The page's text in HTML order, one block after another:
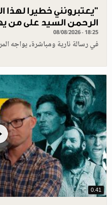
"يعتبرونني خطيرا
الرحمن السيد على من
08/08/2026 - 18:25
في رسالة نارية ومباشرة، يواجه
0.41